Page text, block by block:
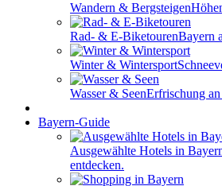
Wandern & Bergsteigen
Rad- & E-BiketourenBayern
Winter & Wintersport
Wasser & SeenErfrischung
Bayern-Guide
Ausgewählte Hotels in
entdecken.